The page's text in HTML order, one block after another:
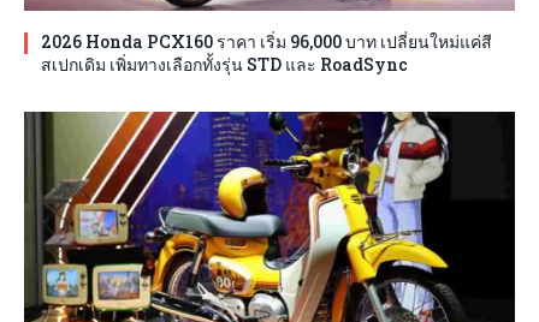
2026 Honda PCX160 ราคา เริ่ม 96,000 บาท เปลี่ยนใหม่แค่สี
สเปกเดิม เพิ่มทางเลือกทั้งรุ่น STD และ RoadSync